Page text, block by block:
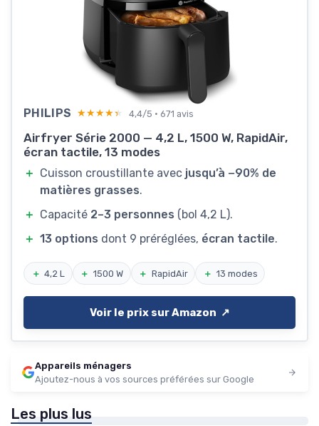
PHILIPS ★★★★★
★★★★★ 4,4/5 · 671 avis
Airfryer Série 2000 — 4,2 L, 1500 W, RapidAir,
écran tactile, 13 modes
＋ Cuisson croustillante avec jusqu’à −90% de
matières grasses.
＋ Capacité 2–3 personnes (bol 4,2 L).
＋ 13 options dont 9 préréglées, écran tactile.
＋ 4,2 L ＋ 1500 W ＋ RapidAir ＋ 13 modes
Voir le prix sur Amazon ↗️
Appareils ménagers
Ajoutez-nous à vos sources préférées sur Google
Les plus lus